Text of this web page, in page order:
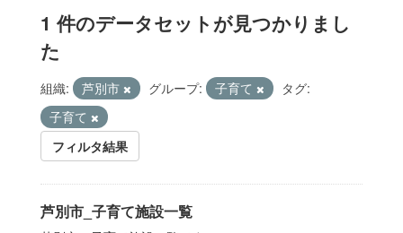
1 件のデータセットが見つかりまし
た
組織: 芦別市 グループ: 子育て
タグ:
子育て
フィルタ結果
芦別市_子育て施設一覧